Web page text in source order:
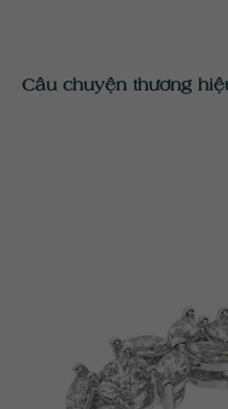
Câu chuyện thương